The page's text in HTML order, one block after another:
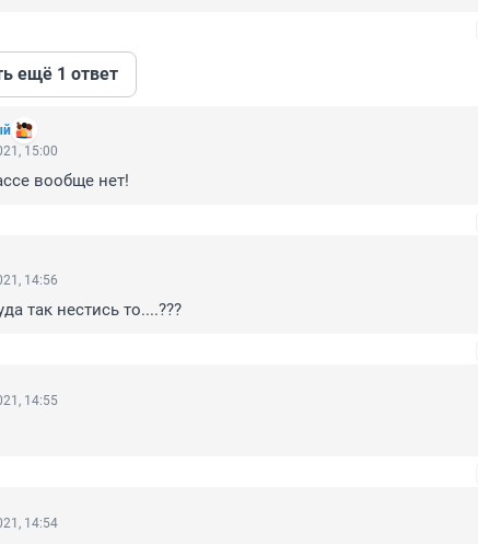
ещё 1 ответ
15:00
вообще нет!
14:56
так нестись то....???
14:55
14:54